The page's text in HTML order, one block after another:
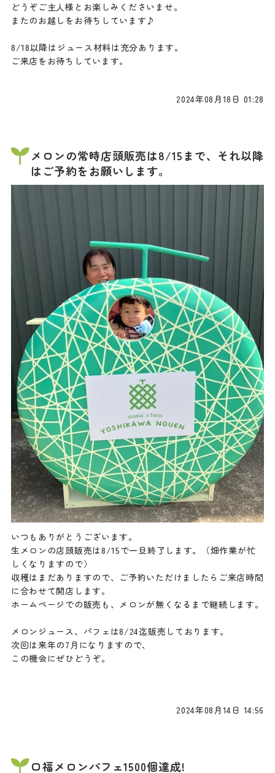
どうぞご主人様とお楽しみくださいませ。
またのお越しをお待ちしています♪
8/18以降はジュース材料は充分あります。
ご来店をお待ちしています。
2024年08月18日 01:28
メロンの常時店頭販売は8/15まで、それ以降
はご予約をお願いします。
いつもありがとうございます。
生メロンの店頭販売は8/15で一旦終了します。（畑作業が忙
しくなりますので）
収穫はまだありますので、ご予約いただけましたらご来店時間
に合わせて開店します。
ホームページでの販売も、メロンが無くなるまで継続します。
メロンジュース、パフェは8/24迄販売しております。
次回は来年の7月になりますので、
この機会にぜひどうぞ。
2024年08月14日 14:56
口福メロンパフェ1500個達成!